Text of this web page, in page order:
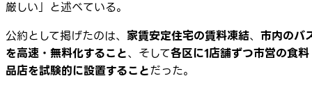
厳しい」と述べている。
公約として掲げたのは、 家賃安定住宅の賃料凍結、 市内のバ
を高速・無料化すること、そして各区に1店舗ずつ市営の食料
品店を試験的に設置することだった。